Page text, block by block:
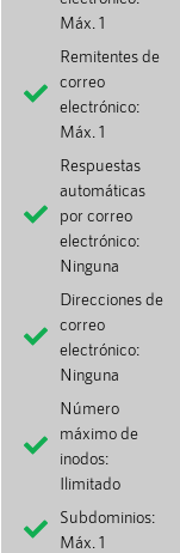
Máx. 1
Remitentes de
correo
electrónico:
Máx. 1
Respuestas
automáticas
por correo
electrónico:
Ninguna
Direcciones de
correo
electrónico:
Ninguna
Número
máximo de
inodos:
Ilimitado
Subdominios:
Máx. 1